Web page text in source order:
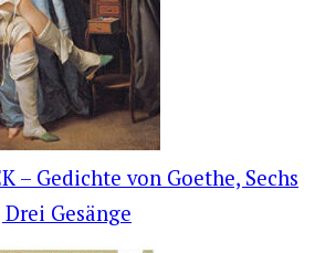
– Gedichte von Goethe, Sechs
Gesänge